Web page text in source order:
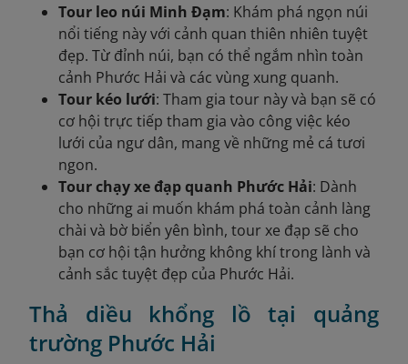
Tour leo núi Minh Đạm: Khám phá ngọn núi
nổi tiếng này với cảnh quan thiên nhiên tuyệt
đẹp. Từ đỉnh núi, bạn có thể ngắm nhìn toàn
cảnh Phước Hải và các vùng xung quanh.
Tour kéo lưới: Tham gia tour này và bạn sẽ có
cơ hội trực tiếp tham gia vào công việc kéo
lưới của ngư dân, mang về những mẻ cá tươi
ngon.
Tour chạy xe đạp quanh Phước Hải: Dành
cho những ai muốn khám phá toàn cảnh làng
chài và bờ biển yên bình, tour xe đạp sẽ cho
bạn cơ hội tận hưởng không khí trong lành và
cảnh sắc tuyệt đẹp của Phước Hải.
Thả diều khổng lồ tại quảng
trường Phước Hải